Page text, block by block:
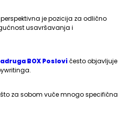
je pozicija za odlično
usavršavanja i
BOX Poslovičesto objavljuje
za sobom vuče mnogo specifična